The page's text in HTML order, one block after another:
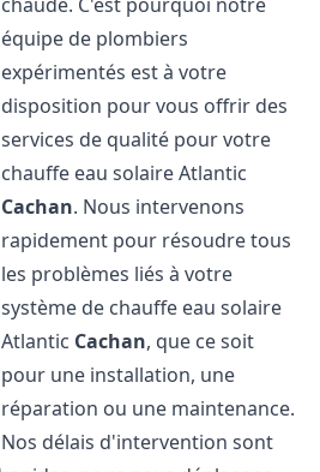
équipe de plombiers
expérimentés est à votre
disposition pour vous offrir des
services de qualité pour votre
chauffe eau solaire Atlantic
Cachan. Nous intervenons
rapidement pour résoudre tous
les problèmes liés à votre
système de chauffe eau solaire
Atlantic Cachan, que ce soit
pour une installation, une
réparation ou une maintenance.
Nos délais d'intervention sont